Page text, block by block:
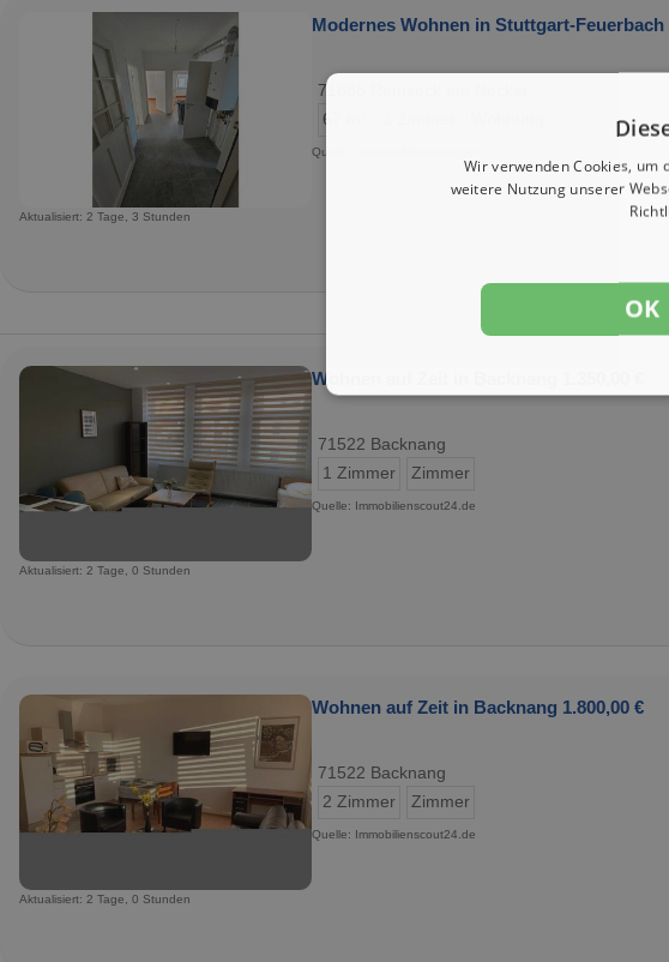
Modernes Wohnen in Stuttgart-
71686 Remseck am Neckar
67 m²
Quelle: Internet-Kleinanzeigen
Aktualisiert: 2 Tage, 3 Stunden
Wohnen auf Zeit in Backnang 1.350,00 €
71522 Backnang
1 Zimmer
Zimmer
Quelle: Immobilienscout24.de
Aktualisiert: 2 Tage, 0 Stunden
Wohnen auf Zeit in Backnang 1.800,00 €
71522 Backnang
2 Zimmer
Zimmer
Quelle: Immobilienscout24.de
Aktualisiert: 2 Tage, 0 Stunden
Wir verwenden Cookies,
weitere Nutzung unserer
OK